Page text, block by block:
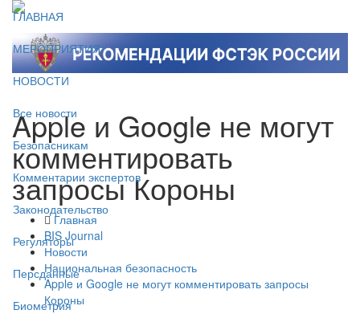
ГЛАВНАЯ
МЕРОПРИЯТИЯ
НОВОСТИ
Все новости
Безопасникам
Комментарии экспертов
Законодательство
Регуляторы
Персданные
Биометрия
Apple и Google не могут
комментировать
запросы Короны
Главная
BIS Journal
Новости
Национальная безопасность
Apple и Google не могут комментировать запросы
Короны